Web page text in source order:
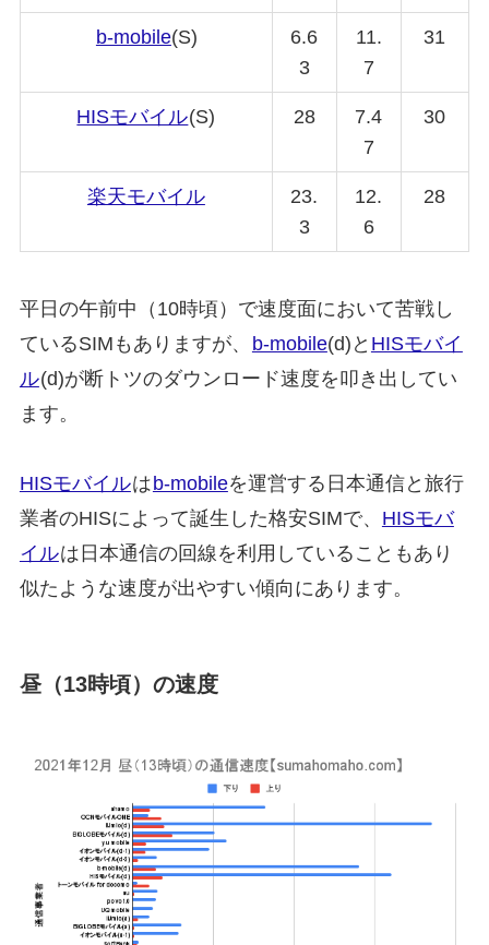
b-mobile(S)
6.6
3
11.
7
31
HISモバイル(S) 28
7.4
7
30
楽天モバイル
23.
3
12.
6
28
平日の午前中（10時頃）で速度面において苦戦し
ているSIMもありますが、
b-mobile(d)と HISモバイ
ル(d)が断トツのダウンロード速度を叩き出してい
ます。
HISモバイルはb-mobileを運営する日本通信と旅行
業者のHISによって誕生した格安SIMで、 HISモバ
イルは日本通信の回線を利用していることもあり
似たような速度が出やすい傾向にあります。
昼（13時頃）の速度